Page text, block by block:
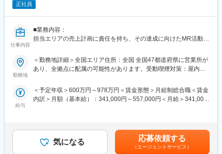
からのご紹介となるためニーズが無いところへ営業することはご
ざいません。
できます。
・国内トップシェアを誇る商材を扱うことができます。
■育成環境
・営業職向け研修(製品知識・製薬企業としての倫理)が月に1度実
・先輩社員の方の同席から始めていくため業界未経験の方でも安
心できる環境です。
めに、唯一無二の検査→診断→治療→予防の歯科医薬品の開発と
口腔感染制御の勧奨を促すための販売情報提供活動により、患者
さまのQOL向上と歯科医療の未来を創造してまいります。
正社員
仕事内容
■業務内容：
担当エリアの売上計画に責任を持ち、その達成に向けたMR活動を
・医師、看護師、薬剤師といった医療従事者に対し、医薬品の有
効性・安全性などの情報提供や副作用情報の収集を行います。
・必要に応じて講演会の企画と運営を行います。
■仕事の魅力・やりがい：
活動領域が整形外科領域、リウマチ・免疫領域、急性期疾患領
チーム制を敷いておりますので、チームメンバーと協力や連携を
図り、苦悩や喜びを共有しながら目標達成することができます。
勤務地
＜勤務地詳細＞全国エリア住所：全国 全国47都道府県に営業所が
あり、全拠点に配属の可能性があります。受動喫煙対策：屋内全
給与
＜予定年収＞600万円～978万円＜賃金形態＞月給制総合職＜賃金
内訳＞月額（基本給）：341,000円～557,000円＜月給＞341,000
ます。月給(月額)は固定手当を含めた表記です。
気になる 応募依頼する
（エージェントサービス）